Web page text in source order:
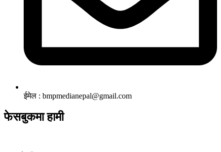
ईमेल : bmpmedianepal@gmail.com
फेसबुकमा हामी